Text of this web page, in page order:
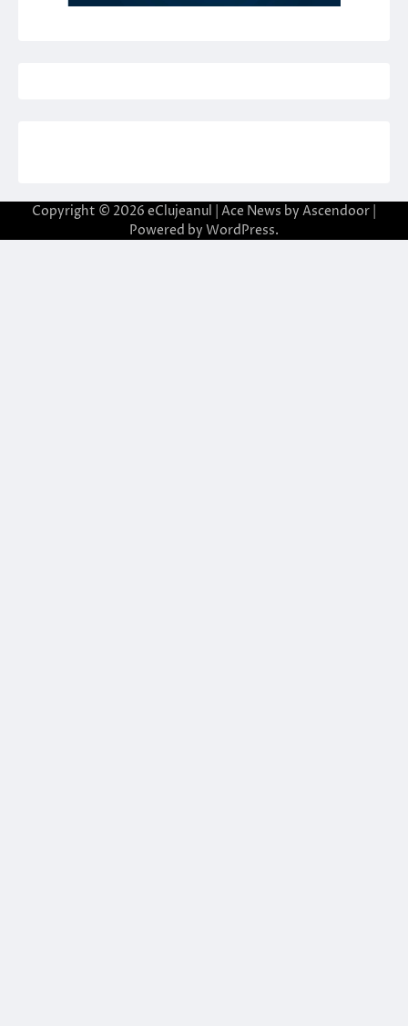
Copyright © 2026 eClujeanul | Ace News by Ascendoor
Powered by WordPress.